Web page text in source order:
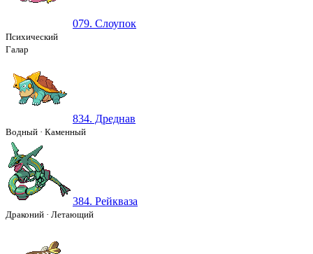
079. Слоупок
Психический
Галар
834. Дреднав
Водный · Каменный
384. Рейкваза
Драконий · Летающий